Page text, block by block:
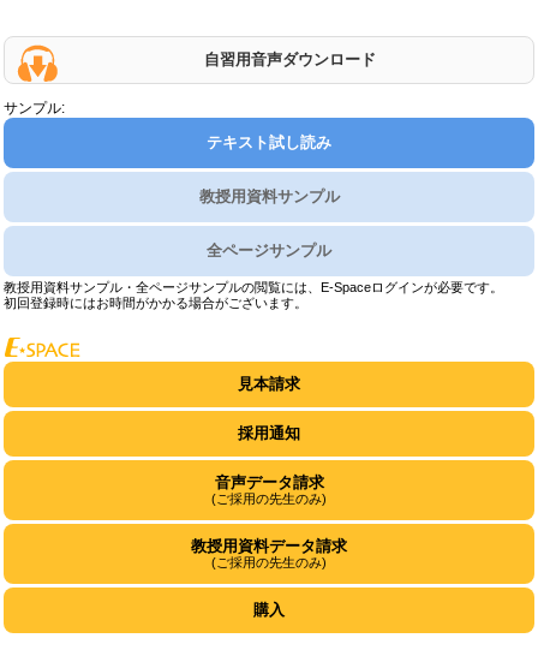
自習用音声ダウンロード
サンプル:
テキスト試し読み
教授用資料サンプル
全ページサンプル
教授用資料サンプル・全ページサンプルの閲覧には、E-Spaceログインが必要です。
初回登録時にはお時間がかかる場合がございます。
見本請求
採用通知
音声データ請求
(ご採用の先生のみ)
教授用資料データ請求
(ご採用の先生のみ)
購入